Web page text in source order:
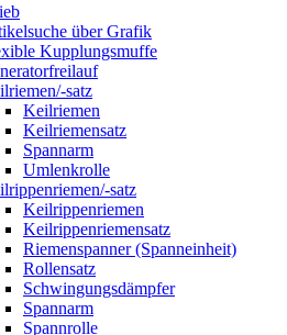
über Grafik
Kupplungsmuffe
satz
Keilriemen
Keilriemensatz
Spannarm
Umlenkrolle
satz
Keilrippenriemen
Keilrippenriemensatz
Riemenspanner (Spanneinheit)
Rollensatz
Schwingungsdämpfer
Spannarm
Spannrolle